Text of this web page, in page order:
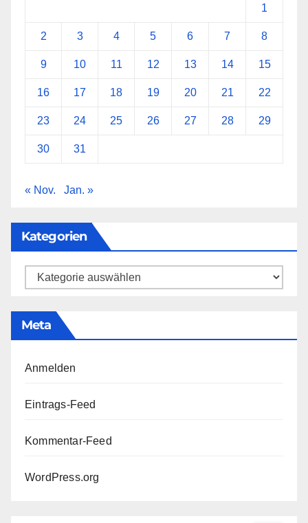
1
2 3 4 5 6 7 8
9 10 11 12 13 14 15
16 17 18 19 20 21 22
23 24 25 26 27 28 29
30 31
« Nov. Jan. »
Kategorien
Kategorien
Meta
Anmelden
Eintrags-Feed
Kommentar-Feed
WordPress.org